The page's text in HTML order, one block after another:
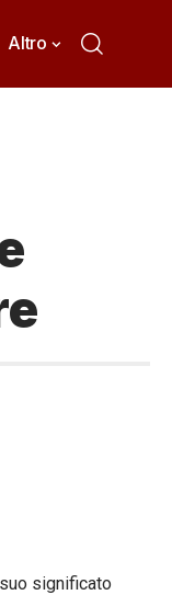
Altro
significato